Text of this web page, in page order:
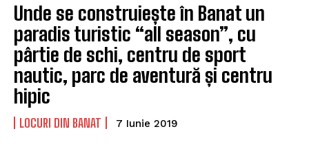
Unde se construiește în Banat un
paradis turistic “all season”, cu
pârtie de schi, centru de sport
nautic, parc de aventură și centru
hipic
LOCURI DIN BANAT 7 Iunie 2019